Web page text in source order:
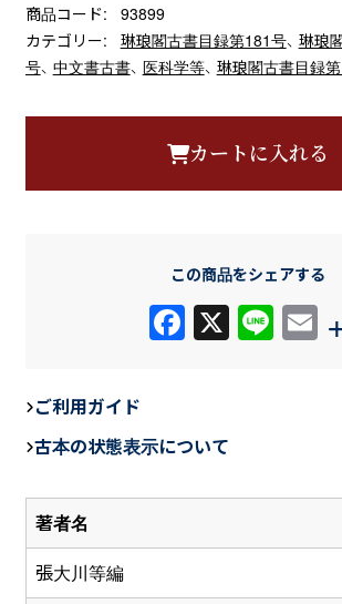
商品コード:
93899
カテゴリー:
琳琅閣古書目録第181号、 琳琅
号、 中文書古書、 医科学等、 琳琅閣古書目録
著者名
張大川等編
カートに入れる
この商品をシェアする
F
e
b
o
o
X Li E
ご利用ガイド
古本の状態表示について